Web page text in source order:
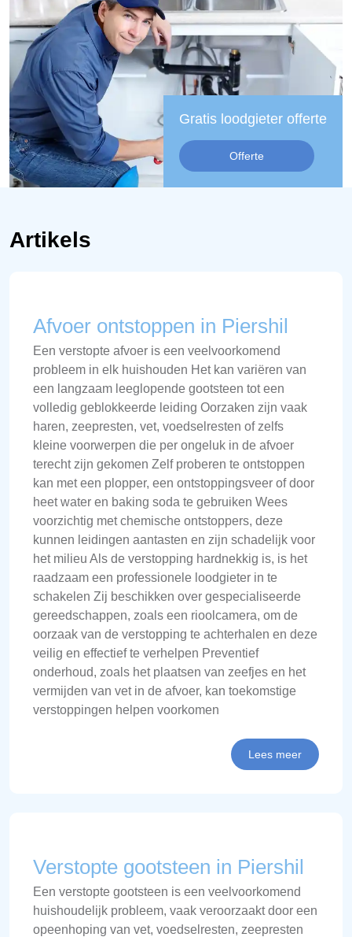
Gratis loodgieter offerte
Offerte
Artikels
Afvoer ontstoppen in Piershil
Een verstopte afvoer is een veelvoorkomend
probleem in elk huishouden Het kan variëren van
een langzaam leeglopende gootsteen tot een
volledig geblokkeerde leiding Oorzaken zijn vaak
haren, zeepresten, vet, voedselresten of zelfs
kleine voorwerpen die per ongeluk in de afvoer
terecht zijn gekomen Zelf proberen te ontstoppen
kan met een plopper, een ontstoppingsveer of door
heet water en baking soda te gebruiken Wees
voorzichtig met chemische ontstoppers, deze
kunnen leidingen aantasten en zijn schadelijk voor
het milieu Als de verstopping hardnekkig is, is het
raadzaam een professionele loodgieter in te
schakelen Zij beschikken over gespecialiseerde
gereedschappen, zoals een rioolcamera, om de
oorzaak van de verstopping te achterhalen en deze
veilig en effectief te verhelpen Preventief
onderhoud, zoals het plaatsen van zeefjes en het
vermijden van vet in de afvoer, kan toekomstige
verstoppingen helpen voorkomen
Lees meer
Verstopte gootsteen in Piershil
Een verstopte gootsteen is een veelvoorkomend
huishoudelijk probleem, vaak veroorzaakt door een
opeenhoping van vet, voedselresten, zeepresten